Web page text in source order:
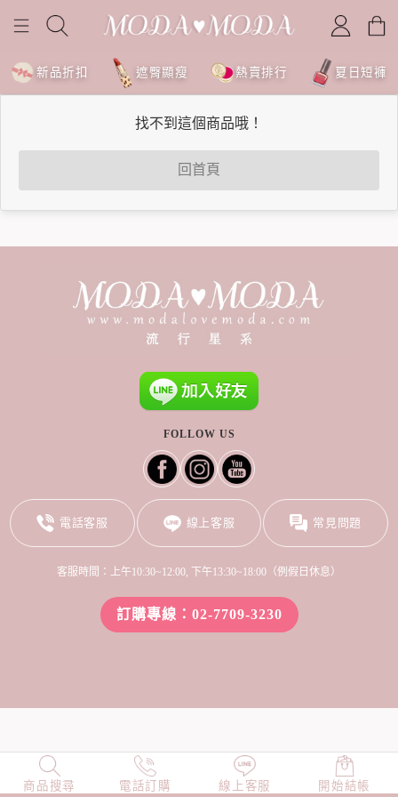
新品折扣 遮臀顯瘦 熱賣排行 夏日短褲
找不到這個商品哦！
回首頁
商品搜尋 電話訂購 線上客服 開始結帳
NEW 店長精選 TOP100 小編穿搭
FOLLOW US
電話客服 線上客服 常見問題
客服時間：上午10:30~12:00, 下午13:30~18:00（例假日休息）
訂購專線：02-7709-3230